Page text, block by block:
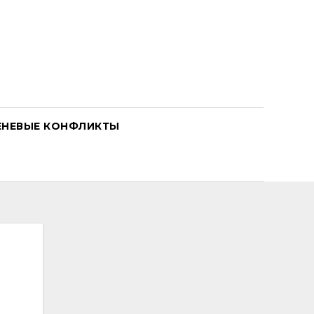
КОНФЛИКТЫ